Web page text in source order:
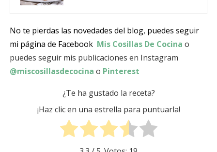
No te pierdas las novedades del blog, puedes seguir
mi página de Facebook Mis Cosillas De Cocina o
puedes seguir mis publicaciones en Instagram
@miscosillasdecocina o Pinterest
¿Te ha gustado la receta?
¡Haz clic en una estrella para puntuarla!